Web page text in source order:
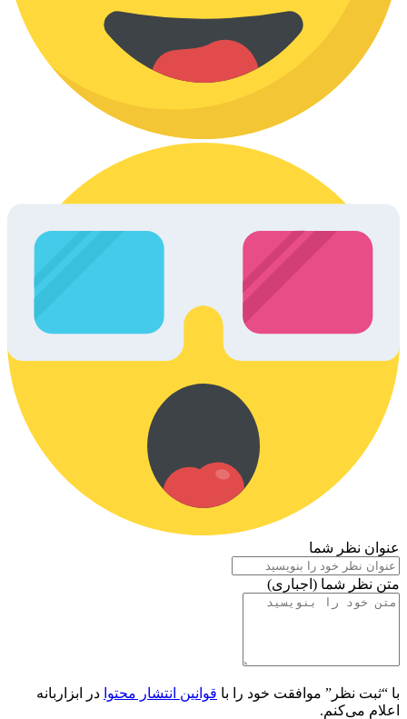
عنوان نظر شما
متن نظر شما (اجباری)
با “ثبت نظر” موافقت خود را با قوانین انتشار محتوا در ابزاربانه
اعلام می‌کنم.